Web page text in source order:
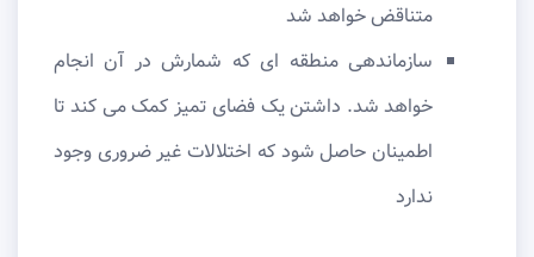
متناقض خواهد شد
سازماندهی منطقه ای که شمارش در آن انجام
خواهد شد. داشتن یک فضای تمیز کمک می کند تا
اطمینان حاصل شود که اختلالات غیر ضروری وجود
ندارد